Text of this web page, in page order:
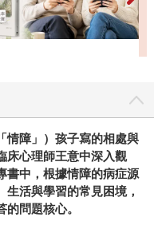
情障」）孩子寫的相處與
床心理師王意中深入觀
書中，根據情障的病症源
活與學習的常見困境，
問題核心。